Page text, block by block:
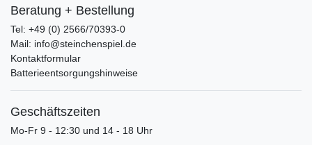
Beratung + Bestellung
Tel: +49 (0) 2566/70393-0
Mail: info@steinchenspiel.de
Kontaktformular
Batterieentsorgungshinweise
Geschäftszeiten
Mo-Fr 9 - 12:30 und 14 - 18 Uhr